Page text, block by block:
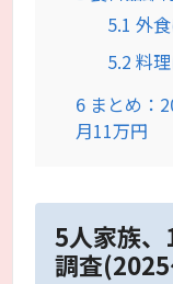
5.1 外
5.2 料
6 まとめ：
月11万円
5人家族、
調査